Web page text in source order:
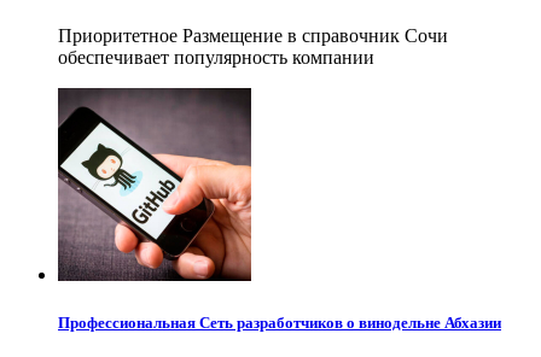
Приоритетное Размещение в справочник Сочи
обеспечивает популярность компании
Профессиональная Сеть разработчиков о винодельне Абхазии